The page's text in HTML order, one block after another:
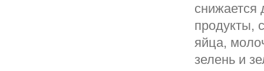
снижается
продукты,
яйца,
зелень и